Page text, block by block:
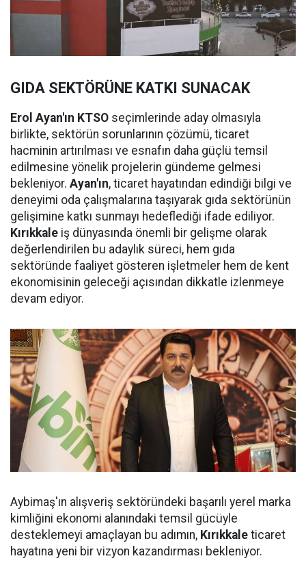
GIDA SEKTÖRÜNE KATKI SUNACAK
Erol Ayan'ın KTSO seçimlerinde aday olmasıyla
birlikte, sektörün sorunlarının çözümü, ticaret
hacminin artırılması ve esnafın daha güçlü temsil
edilmesine yönelik projelerin gündeme gelmesi
bekleniyor. Ayan'ın, ticaret hayatından edindiği bilgi ve
deneyimi oda çalışmalarına taşıyarak gıda sektörünün
gelişimine katkı sunmayı hedeflediği ifade ediliyor.
Kırıkkale iş dünyasında önemli bir gelişme olarak
değerlendirilen bu adaylık süreci, hem gıda
sektöründe faaliyet gösteren işletmeler hem de kent
ekonomisinin geleceği açısından dikkatle izlenmeye
devam ediyor.
Aybimaş'ın alışveriş sektöründeki başarılı yerel marka
kimliğini ekonomi alanındaki temsil gücüyle
desteklemeyi amaçlayan bu adımın, Kırıkkale ticaret
hayatına yeni bir vizyon kazandırması bekleniyor.